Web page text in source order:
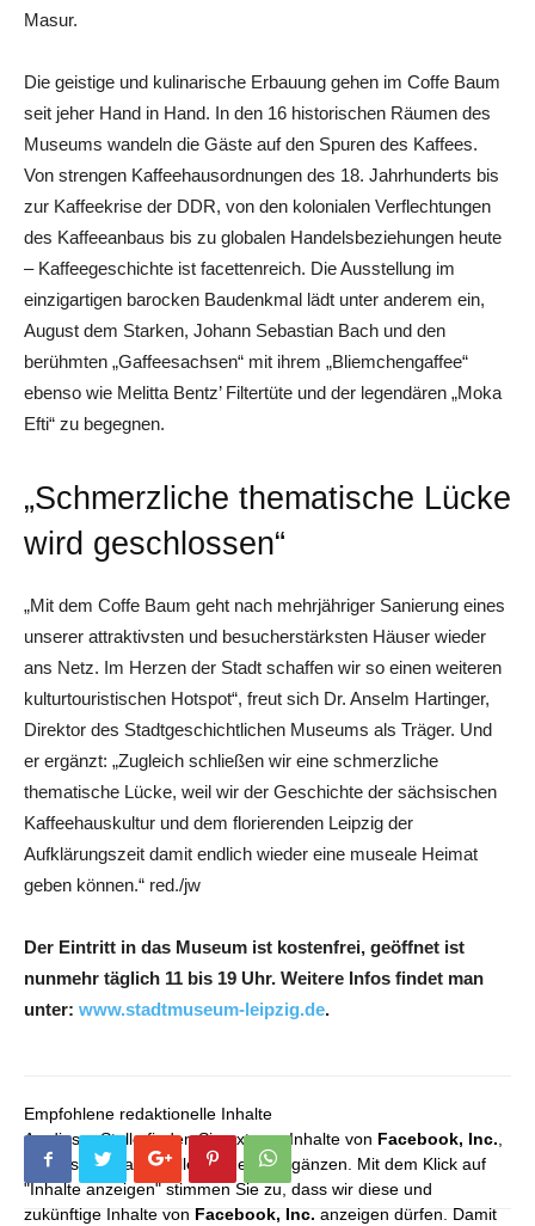
Masur.
Die geistige und kulinarische Erbauung gehen im Coffe Baum
seit jeher Hand in Hand. In den 16 historischen Räumen des
Museums wandeln die Gäste auf den Spuren des Kaffees.
Von strengen Kaffeehausordnungen des 18. Jahrhunderts bis
zur Kaffeekrise der DDR, von den kolonialen Verflechtungen
des Kaffeeanbaus bis zu globalen Handelsbeziehungen heute
– Kaffeegeschichte ist facettenreich. Die Ausstellung im
einzigartigen barocken Baudenkmal lädt unter anderem ein,
August dem Starken, Johann Sebastian Bach und den
berühmten „Gaffeesachsen“ mit ihrem „Bliemchengaffee“
ebenso wie Melitta Bentz’ Filtertüte und der legendären „Moka
Efti“ zu begegnen.
„Schmerzliche thematische Lücke
wird geschlossen“
„Mit dem Coffe Baum geht nach mehrjähriger Sanierung eines
unserer attraktivsten und besucherstärksten Häuser wieder
ans Netz. Im Herzen der Stadt schaffen wir so einen weiteren
kulturtouristischen Hotspot“, freut sich Dr. Anselm Hartinger,
Direktor des Stadtgeschichtlichen Museums als Träger. Und
er ergänzt: „Zugleich schließen wir eine schmerzliche
thematische Lücke, weil wir der Geschichte der sächsischen
Kaffeehauskultur und dem florierenden Leipzig der
Aufklärungszeit damit endlich wieder eine museale Heimat
geben können.“ red./jw
Der Eintritt in das Museum ist kostenfrei, geöffnet ist
nunmehr täglich 11 bis 19 Uhr. Weitere Infos findet man
unter: www.stadtmuseum-leipzig.de.
Empfohlene redaktionelle Inhalte
An dieser Stelle finden Sie externe Inhalte von Facebook, Inc.
die unser redaktionelles Angebot ergänzen. Mit dem Klick auf
"Inhalte anzeigen" stimmen Sie zu, dass wir diese und
zukünftige Inhalte von Facebook, Inc. anzeigen dürfen. Damit